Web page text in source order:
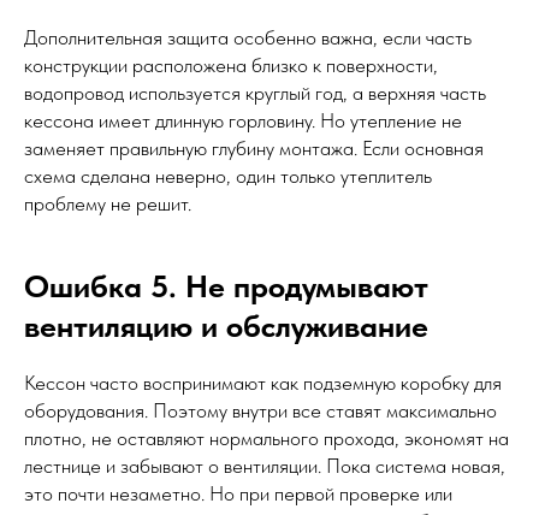
Дополнительная защита особенно важна, если часть
конструкции расположена близко к поверхности,
водопровод используется круглый год, а верхняя часть
кессона имеет длинную горловину. Но утепление не
заменяет правильную глубину монтажа. Если основная
схема сделана неверно, один только утеплитель
проблему не решит.
Ошибка 5. Не продумывают
вентиляцию и обслуживание
Кессон часто воспринимают как подземную коробку для
оборудования. Поэтому внутри все ставят максимально
плотно, не оставляют нормального прохода, экономят на
лестнице и забывают о вентиляции. Пока система новая,
это почти незаметно. Но при первой проверке или